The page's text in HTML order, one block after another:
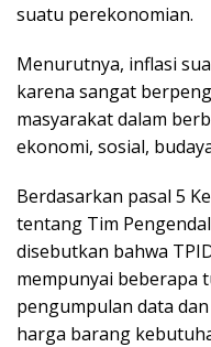
suatu perekonomian.
Menurutnya, inflasi
karena sangat
masyarakat dalam
ekonomi, sosial,
Berdasarkan pasal 5
tentang Tim
disebutkan bahwa
mempunyai beberapa
pengumpulan data
harga barang